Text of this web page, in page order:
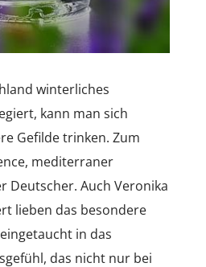
winterliches
kann man sich
Gefilde trinken. Zum
mediterraner
Deutscher. Auch Veronika
lieben das besondere
in das
das nicht nur bei